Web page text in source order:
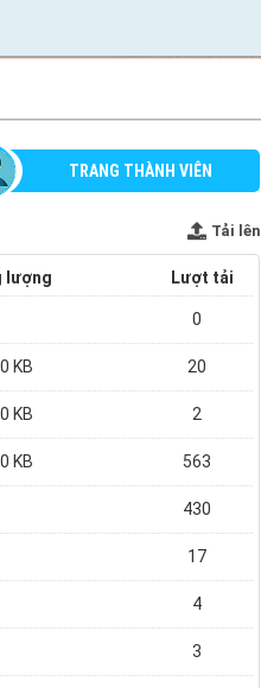
TRANG THÀNH VIÊN
Tải lên
lượng Lượt tải
0
KB 20
KB 2
KB 563
430
17
4
3